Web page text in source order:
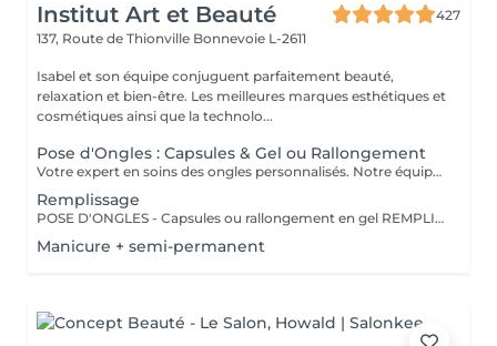
Institut Art et Beauté
427
137, Route de Thionville Bonnevoie L-2611
Isabel et son équipe conjuguent parfaitement beauté,
relaxation et bien-être. Les meilleures marques esthétiques et
cosmétiques ainsi que la technolo...
Pose d'Ongles : Capsules & Gel ou Rallongement
Votre expert en soins des ongles personnalisés. Notre équipe de prothésistes ongulaires diplômées vous offre une gamme complète de services pour des ongles magnifiques et durables. Expertise et Professionnalisme : Prothésistes qualifiées et expérimentées : o Isabel o Francesca o Fatima o Deborah o Patricia o Mirza Des produits de haute qualité, aux couleurs variées pour des résultats éclatants et durables. Garantie de beauté et santé de vos ongles. Services adaptés à vos goûts et votre personnalité Capsules pour allonger rapidement vos ongles. Rallongement en Gel : Pour un résultat naturel et durable. Remplissage toute les 3 a 4 semaines pour comble la repousse et préserve l'intégrité de la pose initiale. Manucure Soins et esthétisme pour des ongles en pleine santé et élégants. Nos Techniques Manucure Combinée : Soins complets et embellissement. Vernis Semi-Permanent : Couleur durable sans pose de gel. Chablon ou Capsules : Pose traditionnelle ou look naturel.
Remplissage
POSE D'ONGLES - Capsules ou rallongement en gel REMPLISSAGE MANUCURE Nos prothésistes ongulaire diplômée vous accueille dans notre espace d'esthétique des soins des ongles personnalisés. Nos maîtrisons des méthodes qui sauront vous permettre de garder de beaux ongles durablement avec le stylise en fonction de vos goûts et de votre personnalité : manucure combinée, pose de vernis semi-permanent, remplissage, pose complète au chablon ou capsules. Nos produits à la pointe des tendances, de haute qualité, des couleurs dotées d'une pigmentation multiples.
Manicure + semi-permanent